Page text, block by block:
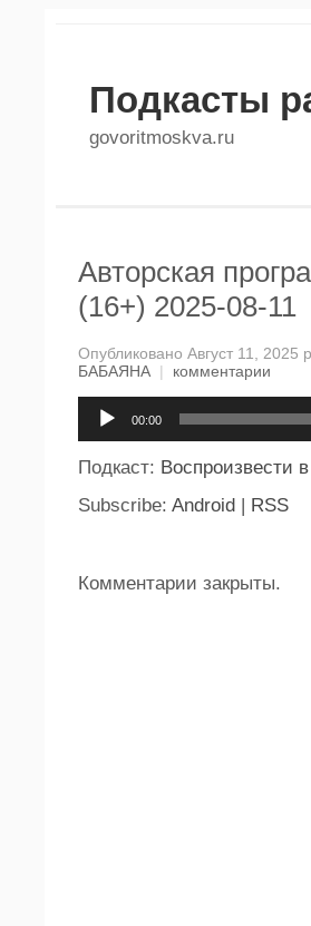
Подкасты
govoritmoskva.ru
Авторская
(16+) 2025-08-11
Опубликовано Август 11, 2025
БАБАЯНА | комментарии
00:00
Подкаст: Воспроизвести
Subscribe: Android | RSS
Комментарии закрыты.